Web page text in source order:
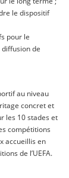
le dispositif
pour le
de
au niveau
concret et
les 10 stades et
compétitions
accueillis en
de l’UEFA.